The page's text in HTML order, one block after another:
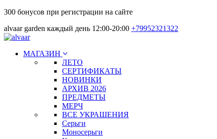
300 бонусов при регистрации на сайте
alvaar garden каждый день 12:00-20:00 +79952321322
МАГАЗИН
ЛЕТО
СЕРТИФИКАТЫ
НОВИНКИ
АРХИВ 2026
ПРЕДМЕТЫ
МЕРЧ
ВСЕ УКРАШЕНИЯ
Серьги
Моносерьги